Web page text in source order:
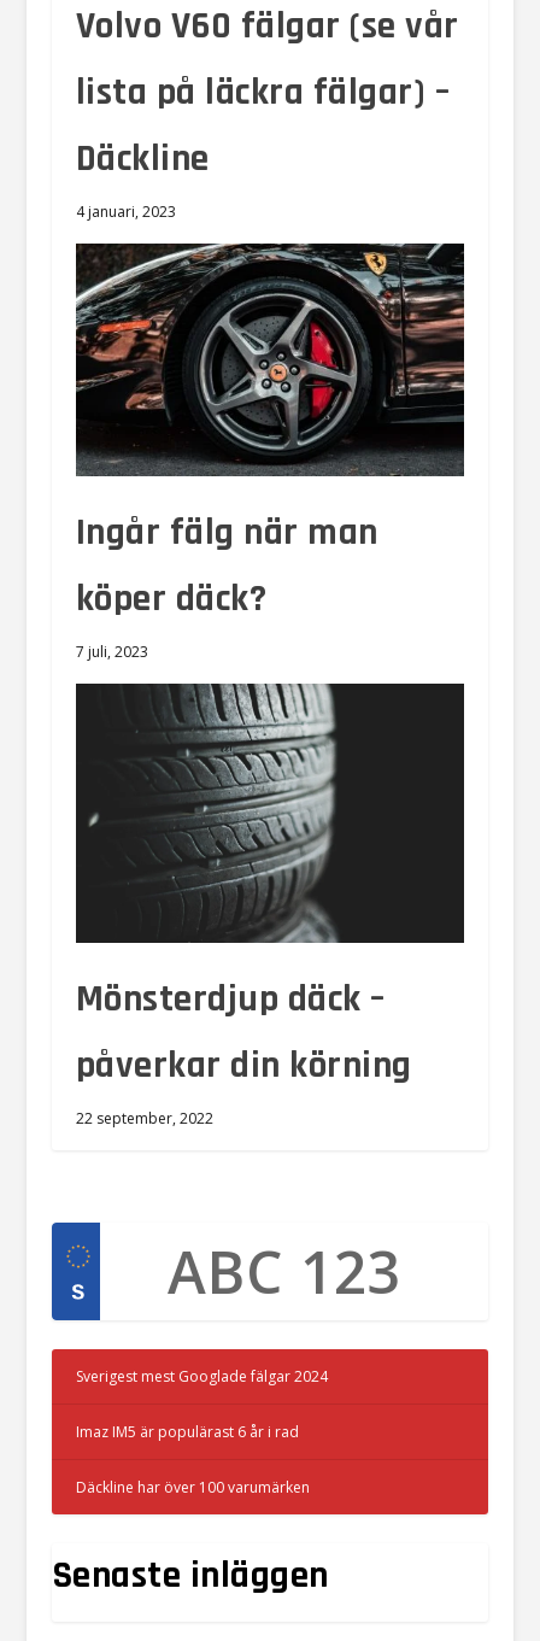
Volvo V60 fälgar (se vår
lista på läckra fälgar) –
Däckline
4 januari, 2023
Ingår fälg när man
köper däck?
7 juli, 2023
Mönsterdjup däck –
påverkar din körning
22 september, 2022
Sverigest mest Googlade fälgar 2024
Imaz IM5 är populärast 6 år i rad
Däckline har över 100 varumärken
Senaste inläggen